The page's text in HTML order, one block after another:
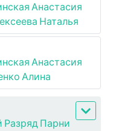
Анастасия
Наталья
Анастасия
Алина
Разряд Парни